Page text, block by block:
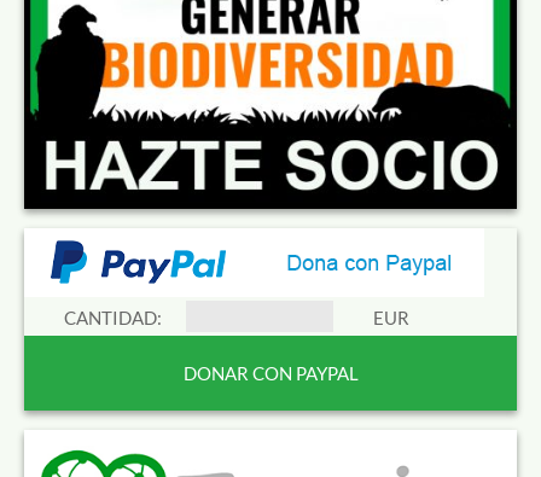
CANTIDAD: EUR